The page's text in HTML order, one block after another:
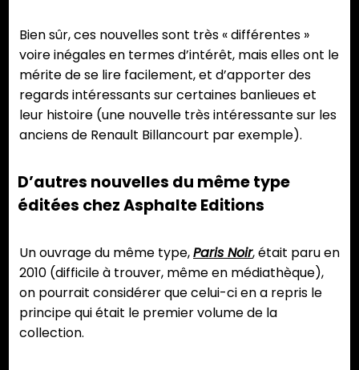
Bien sûr, ces nouvelles sont très « différentes »
voire inégales en termes d’intérêt, mais elles ont le
mérite de se lire facilement, et d’apporter des
regards intéressants sur certaines banlieues et
leur histoire (une nouvelle très intéressante sur les
anciens de Renault Billancourt par exemple).
D’autres nouvelles du même type
éditées chez Asphalte Editions
Un ouvrage du même type,Paris Noir, était paru en
2010 (difficile à trouver, même en médiathèque),
on pourrait considérer que celui-ci en a repris le
principe qui était le premier volume de la
collection.